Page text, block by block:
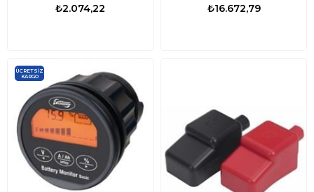
₺2.074,22 ₺16.672,79
ÜCRETSIZ
KARGO